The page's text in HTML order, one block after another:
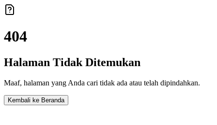
404
Halaman Tidak Ditemukan
Maaf, halaman yang Anda cari tidak ada atau telah dipindahkan.
Kembali ke Beranda